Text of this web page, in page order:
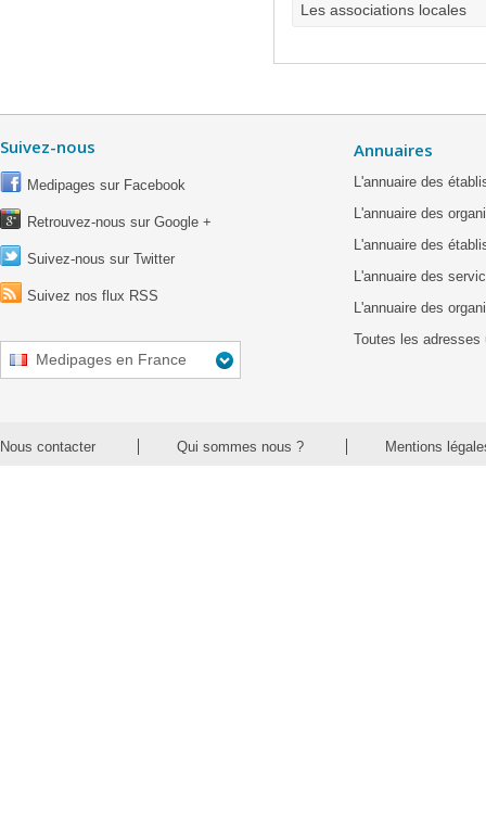
Les associations locales
Suivez-nous
Medipages sur Facebook
Retrouvez-nous sur Google +
Suivez-nous sur Twitter
Suivez nos flux RSS
Medipages en France
Annuaires
L'annuaire des
L'annuaire des
L'annuaire des
L'annuaire des
L'annuaire des
Toutes les adresses
Nous contacter Qui sommes nous ? Mentions